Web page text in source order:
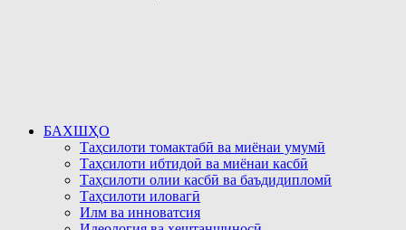
БАХШҲО
Таҳсилоти томактабӣ ва миёнаи умумӣ
Таҳсилоти ибтидоӣ ва миёнаи касбӣ
Таҳсилоти олии касбӣ ва баъдидипломӣ
Таҳсилоти иловагӣ
Илм ва инноватсия